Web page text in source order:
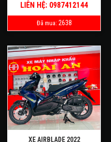
LIÊN HỆ: 0987412144
Đã mua: 2638
XE AIRBLADE 2022